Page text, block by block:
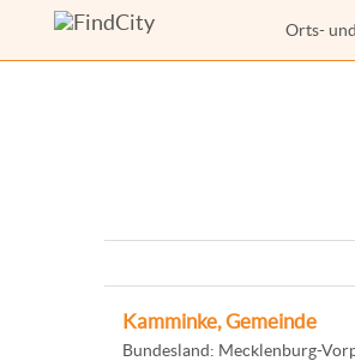
Orts-
Kamminke, Gemeinde
Bundesland: Mecklenburg-